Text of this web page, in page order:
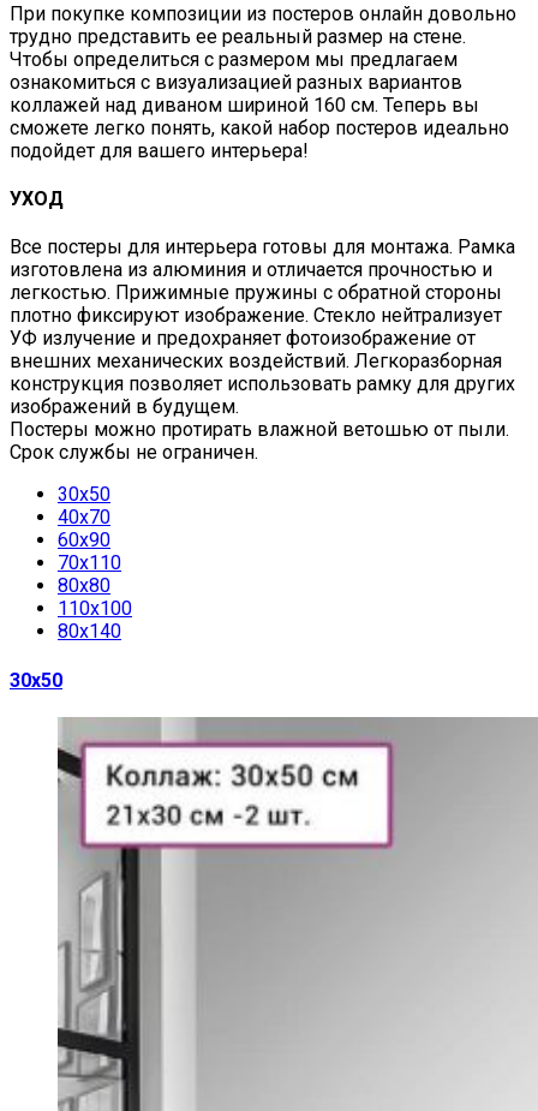
При покупке композиции из постеров онлайн довольно
трудно представить ее реальный размер на стене.
Чтобы определиться с размером мы предлагаем
ознакомиться с визуализацией разных вариантов
коллажей над диваном шириной 160 см. Теперь вы
сможете легко понять, какой набор постеров идеально
подойдет для вашего интерьера!
УХОД
Все постеры для интерьера готовы для монтажа. Рамка
изготовлена из алюминия и отличается прочностью и
легкостью. Прижимные пружины с обратной стороны
плотно фиксируют изображение. Стекло нейтрализует
УФ излучение и предохраняет фотоизображение от
внешних механических воздействий. Легкоразборная
конструкция позволяет использовать рамку для других
изображений в будущем.
Постеры можно протирать влажной ветошью от пыли.
Срок службы не ограничен.
30х50
40х70
60х90
70х110
80х80
110х100
80х140
30х50